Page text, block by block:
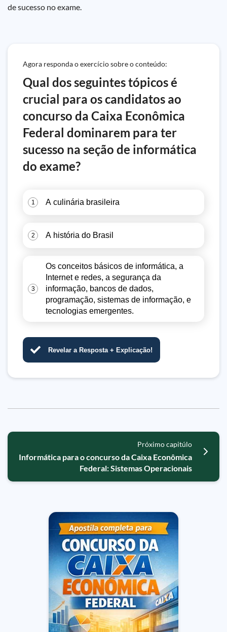
de sucesso no exame.
Agora responda o exercício sobre o conteúdo:
Qual dos seguintes tópicos é
crucial para os candidatos ao
concurso da Caixa Econômica
Federal dominarem para ter
sucesso na seção de informática
do exame?
1 A culinária brasileira
2 A história do Brasil
3
Os conceitos básicos de informática, a
Internet e redes, a segurança da
informação, bancos de dados,
programação, sistemas de informação, e
tecnologias emergentes.
Revelar a Resposta + Explicação!
Próximo capitúlo
Informática para o concurso da Caixa Econômica
Federal: Sistemas Operacionais